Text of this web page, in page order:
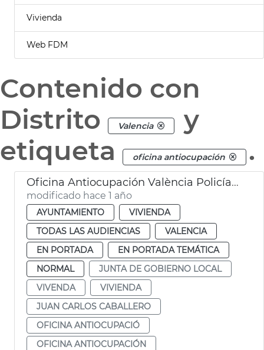
Vivienda
Web FDM
Contenido con
Distrito
Valencia
y
etiqueta
oficina antiocupación .
Oficina Antiocupación València Policía Local
modificado hace 1 año
AYUNTAMIENTO
VIVIENDA
TODAS LAS AUDIENCIAS
VALENCIA
EN PORTADA
EN PORTADA TEMÁTICA
NORMAL
JUNTA DE GOBIERNO LOCAL
VIVENDA
VIVIENDA
JUAN CARLOS CABALLERO
OFICINA ANTIOCUPACIÓ
OFICINA ANTIOCUPACIÓN